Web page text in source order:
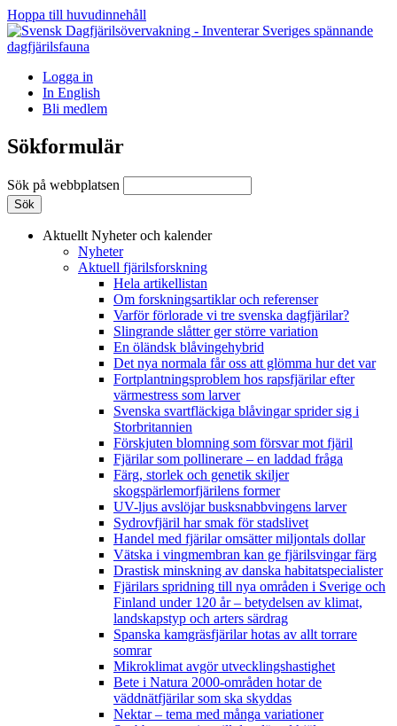
Hoppa till huvudinnehåll
Logga in
In English
Bli medlem
Sökformulär
Sök på webbplatsen
Aktuellt Nyheter och kalender
Nyheter
Aktuell fjärilsforskning
Hela artikellistan
Om forskningsartiklar och referenser
Varför förlorade vi tre svenska dagfjärilar?
Slingrande slåtter ger större variation
En öländsk blåvingehybrid
Det nya normala får oss att glömma hur det var
Fortplantningsproblem hos rapsfjärilar efter
värmestress som larver
Svenska svartfläckiga blåvingar sprider sig i
Storbritannien
Förskjuten blomning som försvar mot fjäril
Fjärilar som pollinerare – en laddad fråga
Färg, storlek och genetik skiljer
skogspärlemorfjärilens former
UV-ljus avslöjar busksnabbvingens larver
Sydrovfjäril har smak för stadslivet
Handel med fjärilar omsätter miljontals dollar
Vätska i vingmembran kan ge fjärilsvingar färg
Drastisk minskning av danska habitatspecialister
Fjärilars spridning till nya områden i Sverige och
Finland under 120 år– betydelsen av klimat,
landskapstyp och arters särdrag
Spanska kamgräsfjärilar hotas av allt torrare
somrar
Mikroklimat avgör utvecklingshastighet
Bete i Natura 2000-områden hotar de
väddnätfjärilar som ska skyddas
Nektar – tema med många variationer